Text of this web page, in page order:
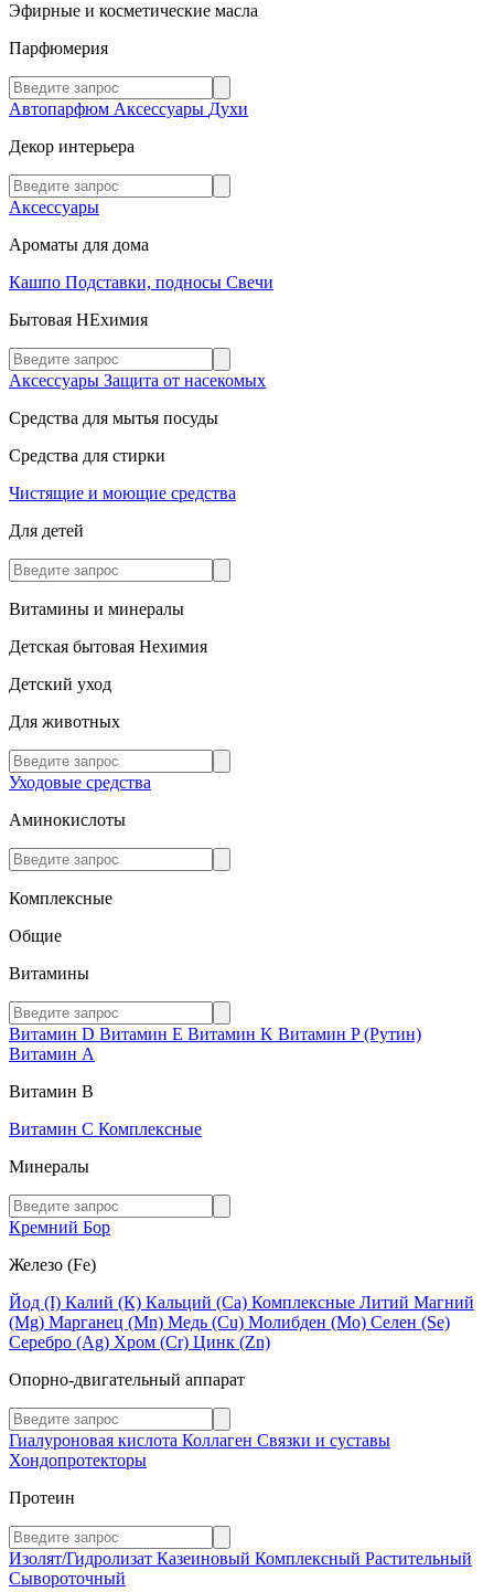
Эфирные и косметические масла
Парфюмерия
Автопарфюм Аксессуары Духи
Декор интерьера
Аксессуары
Ароматы для дома
Кашпо Подставки, подносы Свечи
Бытовая НЕхимия
Аксессуары Защита от насекомых
Средства для мытья посуды
Средства для стирки
Чистящие и моющие средства
Для детей
Витамины и минералы
Детская бытовая Нехимия
Детский уход
Для животных
Уходовые средства
Аминокислоты
Комплексные
Общие
Витамины
Витамин D Витамин E Витамин K Витамин P (Рутин)
Витамин А
Витамин В
Витамин C Комплексные
Минералы
Кремний Бор
Железо (Fe)
Йод (I) Калий (К) Кальций (Са) Комплексные Литий Магний
(Mg) Марганец (Mn) Медь (Сu) Молибден (Мо) Селен (Se)
Серебро (Ag) Хром (Cr) Цинк (Zn)
Опорно-двигательный аппарат
Гиалуроновая кислота Коллаген Связки и суставы
Хондопротекторы
Протеин
Изолят/Гидролизат Казеиновый Комплексный Растительный
Сывороточный